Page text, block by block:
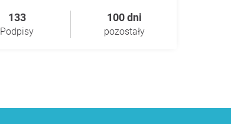
133
Podpisy
100 dni
pozostały